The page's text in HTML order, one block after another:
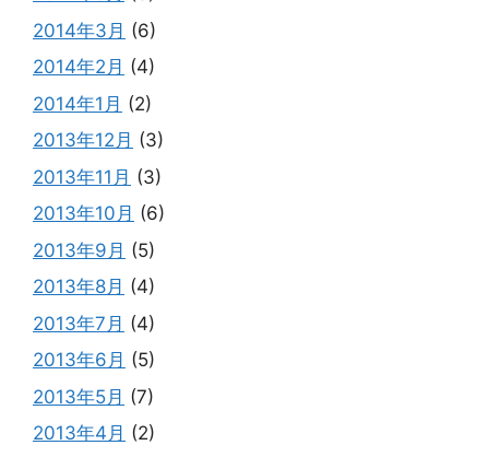
2014年3月 (6)
2014年2月 (4)
2014年1月 (2)
2013年12月 (3)
2013年11月 (3)
2013年10月 (6)
2013年9月 (5)
2013年8月 (4)
2013年7月 (4)
2013年6月 (5)
2013年5月 (7)
2013年4月 (2)